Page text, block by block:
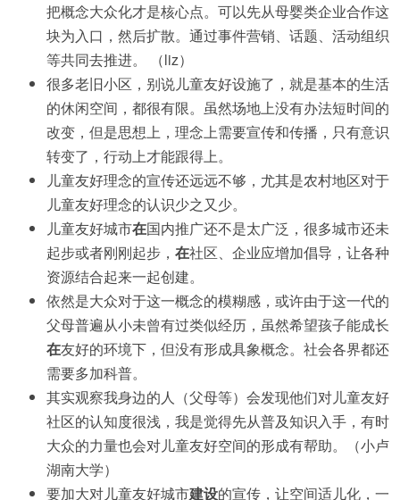
把概念大众化才是核心点。可以先从母婴类企业合作这
块为入口，然后扩散。通过事件营销、话题、活动组织
等共同去推进。 （liz）
很多老旧小区，别说儿童友好设施了，就是基本的生活
的休闲空间，都很有限。虽然场地上没有办法短时间的
改变，但是思想上，理念上需要宣传和传播，只有意识
转变了，行动上才能跟得上。
儿童友好理念的宣传还远远不够，尤其是农村地区对于
儿童友好理念的认识少之又少。
儿童友好城市在国内推广还不是太广泛，很多城市还未
起步或者刚刚起步， 在社区、企业应增加倡导，让各种
资源结合起来一起创建。
依然是大众对于这一概念的模糊感，或许由于这一代的
父母普遍从小未曾有过类似经历，虽然希望孩子能成长
在友好的环境下，但没有形成具象概念。社会各界都还
需要多加科普。
其实观察我身边的人（父母等）会发现他们对儿童友好
社区的认知度很浅，我是觉得先从普及知识入手，有时
大众的力量也会对儿童友好空间的形成有帮助。（小卢
湖南大学）
要加大对儿童友好城市建设的宣传，让空间适儿化，一